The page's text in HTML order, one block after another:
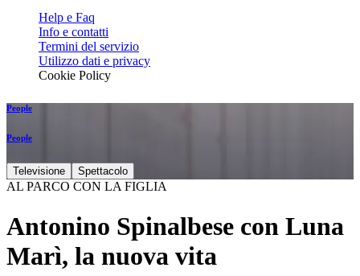
Help e Faq
Info e contatti
Termini del servizio
Utilizzo dati e privacy
Cookie Policy
People
People
Televisione Spettacolo
AL PARCO CON LA FIGLIA
Antonino Spinalbese con Luna
Marì, la nuova vita